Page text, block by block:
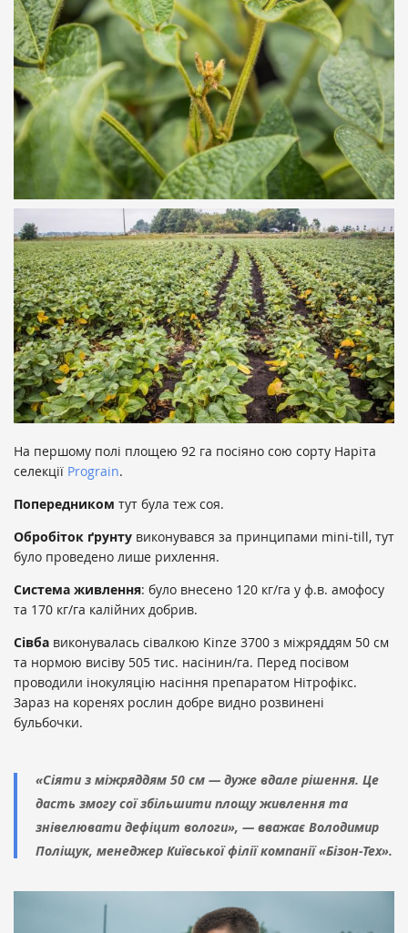
На першому полі площею 92 га посіяно сою сорту Наріта
селекції Prograin.
Попередником тут була теж соя.
Обробіток ґрунту виконувався за принципами mini-till, тут
було проведено лише рихлення.
Система живлення: було внесено 120 кг/га у ф.в. амофосу
та 170 кг/га калійних добрив.
Сівба виконувалась сівалкою Kinze 3700 з міжряддям 50 см
та нормою висіву 505 тис. насінин/га. Перед посівом
проводили інокуляцію насіння препаратом Нітрофікс.
Зараз на коренях рослин добре видно розвинені
бульбочки.
«Сіяти з міжряддям 50 см — дуже вдале рішення. Це
дасть змогу сої збільшити площу живлення та
знівелювати дефіцит вологи», — вважає Володимир
Поліщук, менеджер Київської філії компанії «Бізон-Тех».